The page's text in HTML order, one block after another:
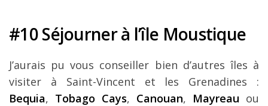
#10 Séjourner à l’île Moustique
J’aurais pu vous conseiller bien d’autres îles à
visiter à Saint-Vincent et les Grenadines :
Bequia, Tobago Cays, Canouan, Mayreau ou